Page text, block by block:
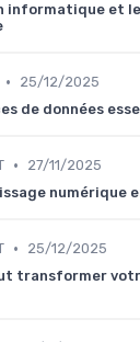
informatique et
•
25/12/2025
de données
•
27/11/2025
numérique
•
25/12/2025
transformer